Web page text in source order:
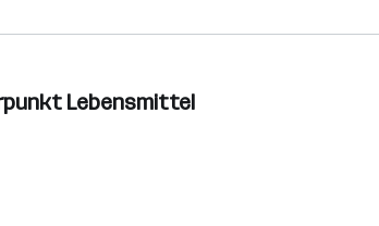
Lebensmittel